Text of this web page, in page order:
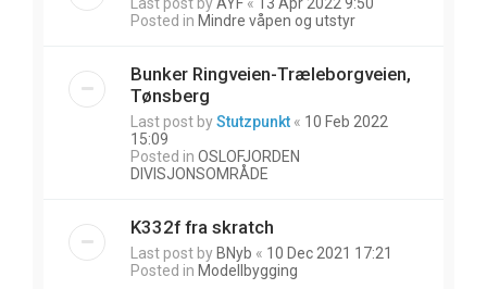
Posted in Mindre våpen og utstyr
Bunker Ringveien-Træleborgveien,
Tønsberg
Last post byStutzpunkt « 10 Feb 2022
15:09
Posted in OSLOFJORDEN
DIVISJONSOMRÅDE
K332f fra skratch
Last post by BNyb « 10 Dec 2021 17:21
Posted in Modellbygging